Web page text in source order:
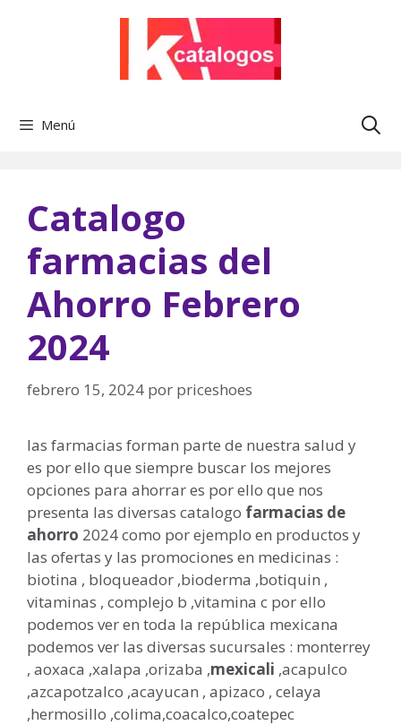
Menú
Catalogo
farmacias del
Ahorro Febrero
2024
febrero 15, 2024 por priceshoes
las farmacias forman parte de nuestra salud y
es por ello que siempre buscar los mejores
opciones para ahorrar es por ello que nos
presenta las diversas catalogo farmacias de
ahorro 2024 como por ejemplo en productos y
las ofertas y las promociones en medicinas :
biotina , bloqueador ,bioderma ,botiquin ,
vitaminas , complejo b ,vitamina c por ello
podemos ver en toda la república mexicana
podemos ver las diversas sucursales : monterrey
, aoxaca ,xalapa ,orizaba ,mexicali ,acapulco
,azcapotzalco ,acayucan , apizaco , celaya
,hermosillo ,colima,coacalco,coatepec